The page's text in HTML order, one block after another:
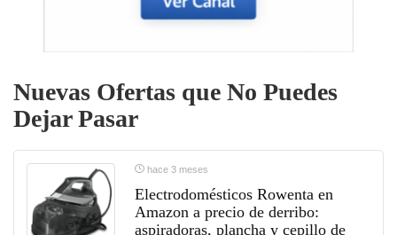
Nuevas Ofertas que No Puedes
Dejar Pasar
hace 3 meses
Electrodomésticos Rowenta en
Amazon a precio de derribo:
aspiradoras, plancha y cepillo de